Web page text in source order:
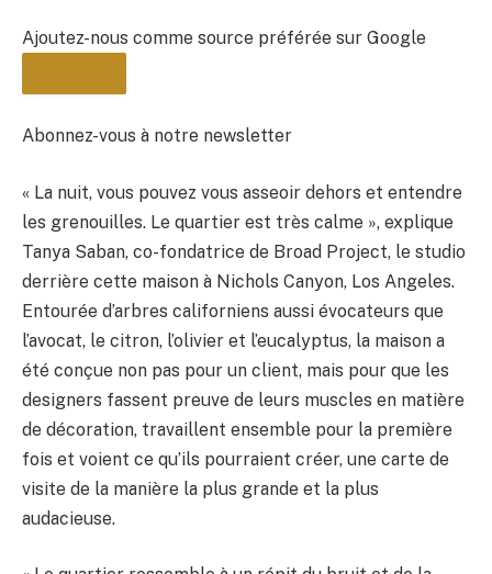
Ajoutez-nous comme source préférée sur Google
BULLETIN
Abonnez-vous à notre newsletter
« La nuit, vous pouvez vous asseoir dehors et entendre
les grenouilles. Le quartier est très calme », ​​explique
Tanya Saban, co-fondatrice de Broad Project, le studio
derrière cette maison à Nichols Canyon, Los Angeles.
Entourée d’arbres californiens aussi évocateurs que
l’avocat, le citron, l’olivier et l’eucalyptus, la maison a
été conçue non pas pour un client, mais pour que les
designers fassent preuve de leurs muscles en matière
de décoration, travaillent ensemble pour la première
fois et voient ce qu’ils pourraient créer, une carte de
visite de la manière la plus grande et la plus
audacieuse.